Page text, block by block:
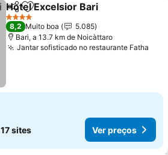
PartilharAdicionar aos favoritos
Hotel Excelsior Bari
4 Estrelas
8,2 Muito boa
5.085
Bari, a 13.7 km de Noicàttaro
Jantar sofisticado no restaurante Fatha
17 sites Ver preços